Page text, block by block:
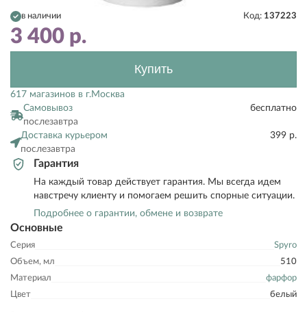
Основные
Серия
Spyro
Объем, мл
510
Материал
фарфор
Цвет
белый
в наличии Код: 137223
3 400 р.
Купить
617 магазинов в г.Москва
Самовывоз
послезавтра
бесплатно
Доставка курьером
послезавтра
399 р.
Гарантия
На каждый товар действует гарантия. Мы всегда идем
навстречу клиенту и помогаем решить спорные ситуации.
Подробнее о гарантии, обмене и возврате